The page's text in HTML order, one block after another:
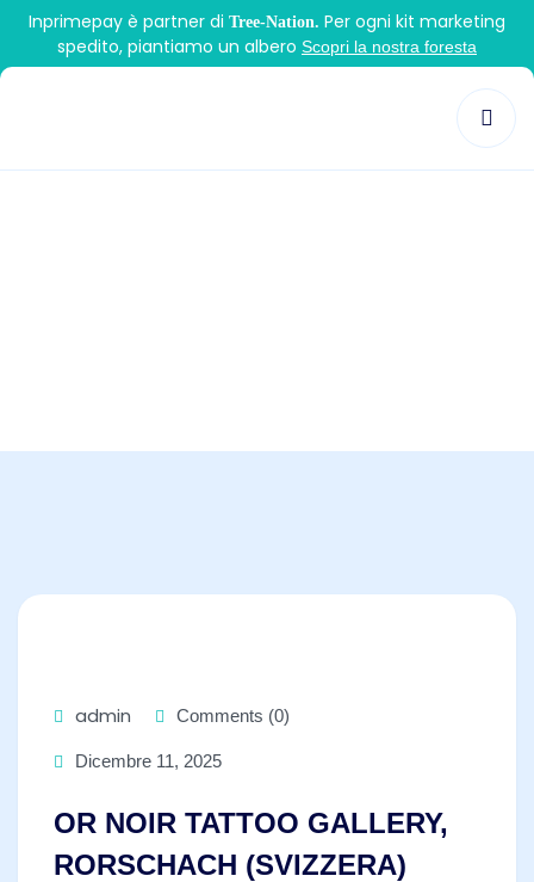
Inprimepay è partner di Tree-Nation. Per ogni kit marketing
spedito, piantiamo un albero Scopri la nostra foresta
admin Comments (0)
Dicembre 11, 2025
OR NOIR TATTOO GALLERY,
RORSCHACH (SVIZZERA)